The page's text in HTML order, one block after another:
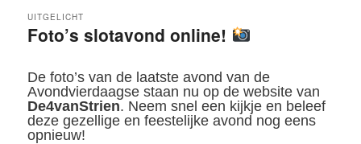
Foto’s slotavond online!
UITGELICHT
De foto’s van de laatste avond van de
Avondvierdaagse staan nu op de website van
De4vanStrien. Neem snel een kijkje en beleef
deze gezellige en feestelijke avond nog eens
opnieuw!